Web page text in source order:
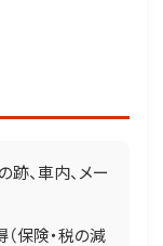
跡、車内、メー
（保険・税の減